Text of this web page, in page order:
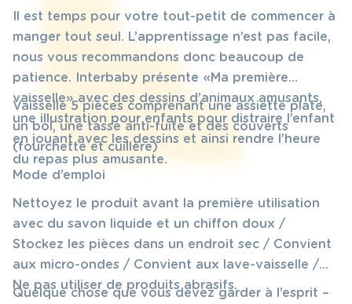
INITIAL
ÉTAIT :
395 DHS.
ACTUEL
EST :
299 DHS.
Il est temps pour votre tout-petit de commencer à
manger tout seul. L’apprentissage n’est pas facile,
nous vous recommandons donc beaucoup de
patience. Interbaby présente « Ma première
vaisselle » avec des dessins d’animaux amusants,
une illustration pour enfants pour distraire l’enfant
en jouant avec les dessins et ainsi rendre l’heure
du repas plus amusante.
Vaisselle 5 pièces comprenant une assiette plate,
un bol, une tasse anti-fuite et des couverts
(fourchette et cuillère)
Mode d’emploi
Nettoyez le produit avant la première utilisation
avec du savon liquide et un chiffon doux /
Stockez les pièces dans un endroit sec / Convient
aux micro-ondes / Convient aux lave-vaisselle /
Ne pas utiliser de produits abrasifs.
Quelque chose que vous devez garder à l’esprit –